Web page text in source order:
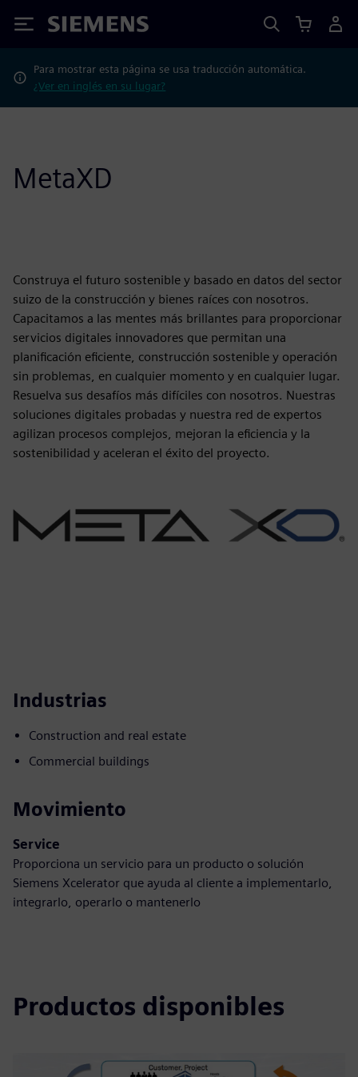
Siemens
Para mostrar esta página se usa traducción automática.
¿Ver en inglés en su lugar?
MetaXD
Construya el futuro sostenible y basado en datos del sector
suizo de la construcción y bienes raíces con nosotros.
Capacitamos a las mentes más brillantes para proporcionar
servicios digitales innovadores que permitan una
planificación eficiente, construcción sostenible y operación
sin problemas, en cualquier momento y en cualquier lugar.
Resuelva sus desafíos más difíciles con nosotros. Nuestras
soluciones digitales probadas y nuestra red de expertos
agilizan procesos complejos, mejoran la eficiencia y la
sostenibilidad y aceleran el éxito del proyecto.
Industrias
Construction and real estate
Commercial buildings
Movimiento
Service
Proporciona un servicio para un producto o solución
Siemens Xcelerator que ayuda al cliente a implementarlo,
integrarlo, operarlo o mantenerlo
Productos disponibles